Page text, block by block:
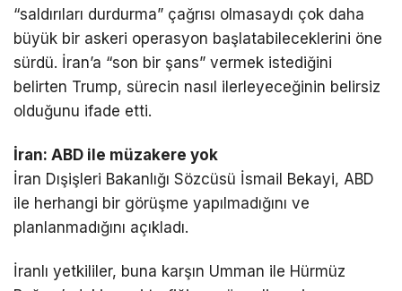
“saldırıları durdurma” çağrısı olmasaydı çok daha
büyük bir askeri operasyon başlatabileceklerini öne
sürdü. İran’a “son bir şans” vermek istediğini
belirten Trump, sürecin nasıl ilerleyeceğinin belirsiz
olduğunu ifade etti.
İran: ABD ile müzakere yok
İran Dışişleri Bakanlığı Sözcüsü İsmail Bekayi, ABD
ile herhangi bir görüşme yapılmadığını ve
planlanmadığını açıkladı.
İranlı yetkililer, buna karşın Umman ile Hürmüz